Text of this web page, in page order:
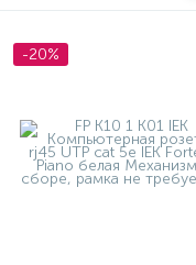
-20%